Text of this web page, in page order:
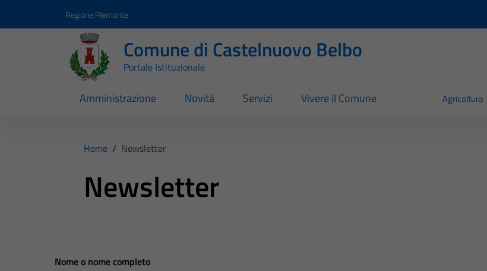
Regione Piemonte
Comune di Castelnuovo Belbo
Portale Istituzionale
Amministrazione Novità Servizi Vivere il Comune Agricoltura
Home / Newsletter
Newsletter
Nome o nome completo